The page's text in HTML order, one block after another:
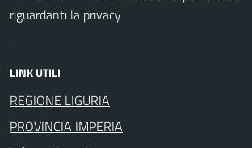
riguardanti la privacy
LINK UTILI
REGIONE LIGURIA
PROVINCIA IMPERIA